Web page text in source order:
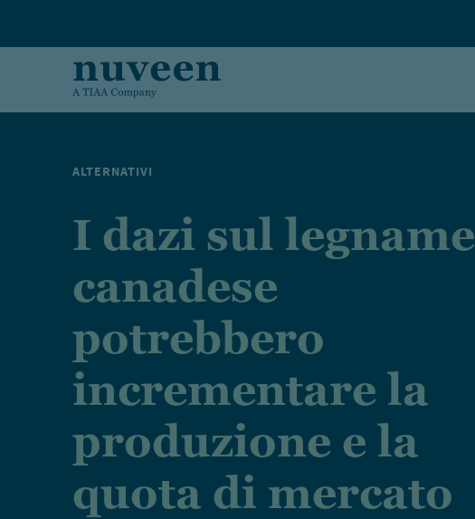
ALTERNATIVI
I dazi sul legname
canadese
potrebbero
incrementare la
produzione e la
quota di mercato